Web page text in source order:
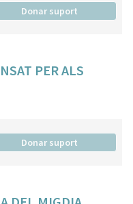
Donar suport
PER ALS
Donar suport